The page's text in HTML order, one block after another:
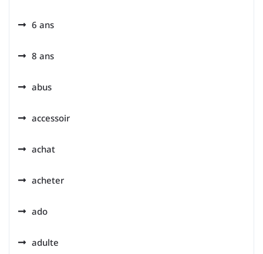
6 ans
8 ans
abus
accessoir
achat
acheter
ado
adulte